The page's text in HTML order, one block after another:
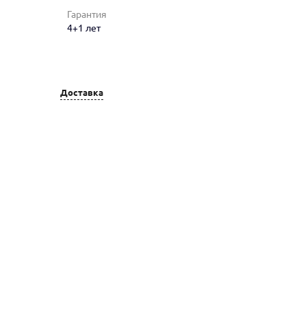
Гарантия
4+1 лет
Доставка